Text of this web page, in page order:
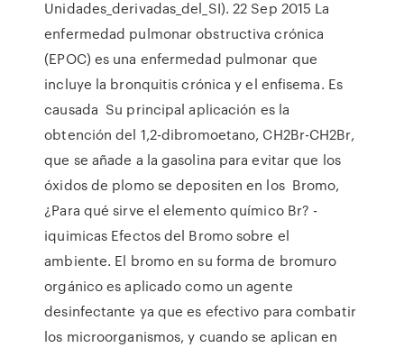
Unidades_derivadas_del_SI). 22 Sep 2015 La
enfermedad pulmonar obstructiva crónica
(EPOC) es una enfermedad pulmonar que
incluye la bronquitis crónica y el enfisema. Es
causada Su principal aplicación es la
obtención del 1,2-dibromoetano, CH2Br-CH2Br,
que se añade a la gasolina para evitar que los
óxidos de plomo se depositen en los Bromo,
¿Para qué sirve el elemento químico Br? -
iquimicas Efectos del Bromo sobre el
ambiente. El bromo en su forma de bromuro
orgánico es aplicado como un agente
desinfectante ya que es efectivo para combatir
los microorganismos, y cuando se aplican en